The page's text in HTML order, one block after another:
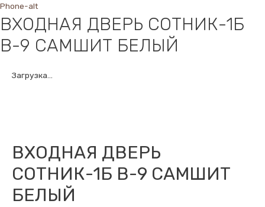
Phone-alt
ВХОДНАЯ ДВЕРЬ СОТНИК-1Б
В-9 САМШИТ БЕЛЫЙ
Загрузка...
ВХОДНАЯ ДВЕРЬ
СОТНИК-1Б В-9 САМШИТ
БЕЛЫЙ